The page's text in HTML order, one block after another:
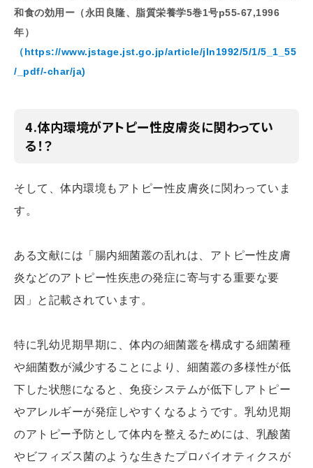
和食の効用ー（永田良隆、脂質栄養学5巻1号p55-67,1996
年）
（https://www.jstage.jst.go.jp/article/jln1992/5/1/5_1_55
/_pdf/-char/ja)
4.体内環境がアトピー性皮膚炎に関わってい
る！？
そして、体内環境もアトピー性皮膚炎に関わっていま
す。
ある文献には「腸内細菌叢の乱れは、アトピー性皮膚
炎などのアトピー性疾患の発症に寄与する重要な要
因」と記載されています。
特に乳幼児期早期に、体内の細菌叢を構成する細菌種
や細菌数が減少することにより、細菌叢の多様性が低
下した状態になると、免疫システムが低下しアトピー
やアレルギーが発症しやすくなるようです。乳幼児期
のアトピー予防として体内を整えるためには、乳酸菌
やビフィズス菌のような生きたプロバイオティクスが